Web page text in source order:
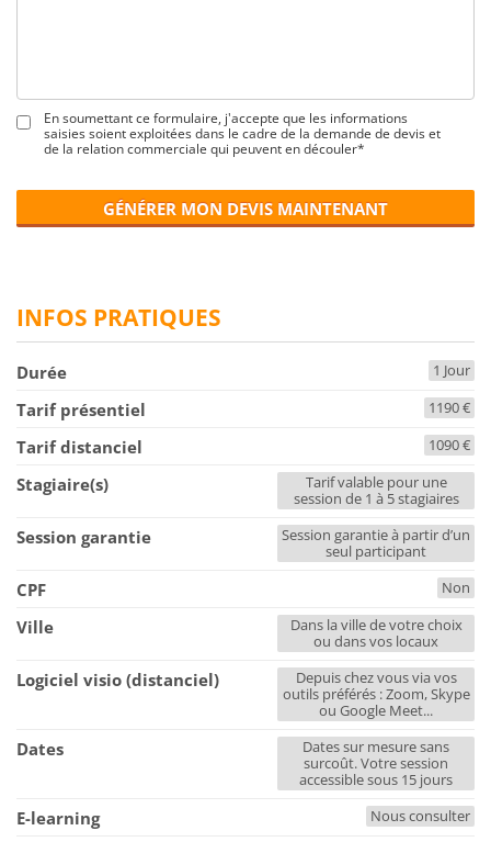
En soumettant ce formulaire, j'accepte que les informations
saisies soient exploitées dans le cadre de la demande de devis et
de la relation commerciale qui peuvent en découler*
GÉNÉRER MON DEVIS MAINTENANT
INFOS PRATIQUES
Durée 1 Jour
Tarif présentiel 1190 €
Tarif distanciel 1090 €
Stagiaire(s)
Tarif valable pour une
session de 1 à 5 stagiaires
Session garantie
Session garantie à partir d’un
seul participant
CPF Non
Ville
Dans la ville de votre choix
ou dans vos locaux
Logiciel visio (distanciel)
Depuis chez vous via vos
outils préférés : Zoom, Skype
ou Google Meet...
Dates
Dates sur mesure sans
surcoût. Votre session
accessible sous 15 jours
E-learning Nous consulter